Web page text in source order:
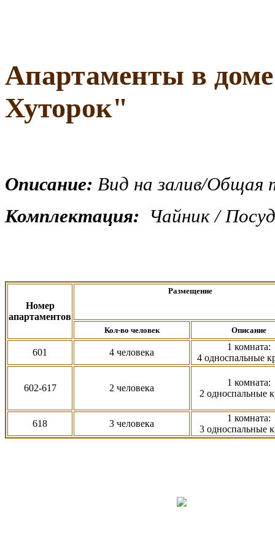
Апартаменты в
Хуторок"
Описание: Вид на залив/Общая
Комплектация: Чайник /
Номер
апартаментов
Размещение
Кол-во человек Описание
601 4 человека
1 комната:
4 односпальные
602-617 2 человека
1 комната:
2 односпальные
618 3 человека
1 комната:
3 односпальные